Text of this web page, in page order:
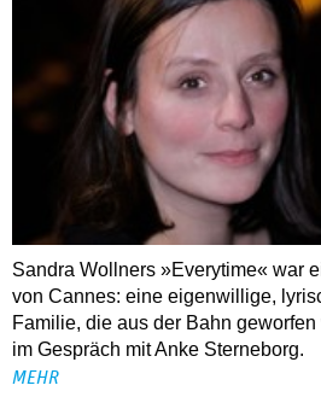
Sandra Wollners »Everytime« war
von Cannes: eine eigenwillige,
Familie, die aus der Bahn
im Gespräch mit Anke Sterneborg.
MEHR